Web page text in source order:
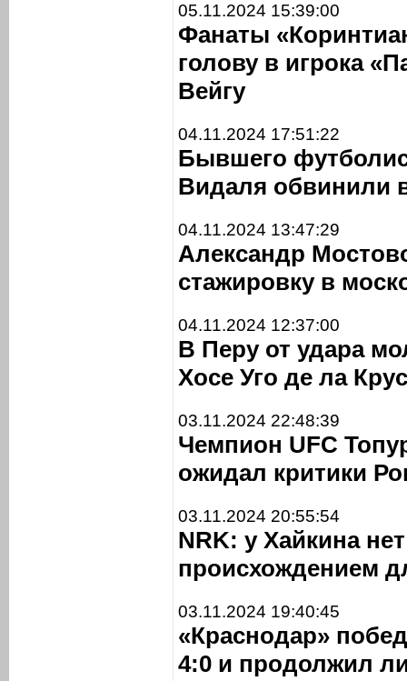
05.11.2024 15:39:00
Фанаты
голову в игрока
Вейгу
04.11.2024 17:51:22
Бывшего
Видаля обвинили
04.11.2024 13:47:29
Александр
стажировку в
04.11.2024 12:37:00
В Перу от удара
Хосе Уго де ла
03.11.2024 22:48:39
Чемпион UFC
ожидал критики
03.11.2024 20:55:54
NRK: у Хайкина
происхождением
03.11.2024 19:40:45
«Краснодар»
4:0 и продолжил